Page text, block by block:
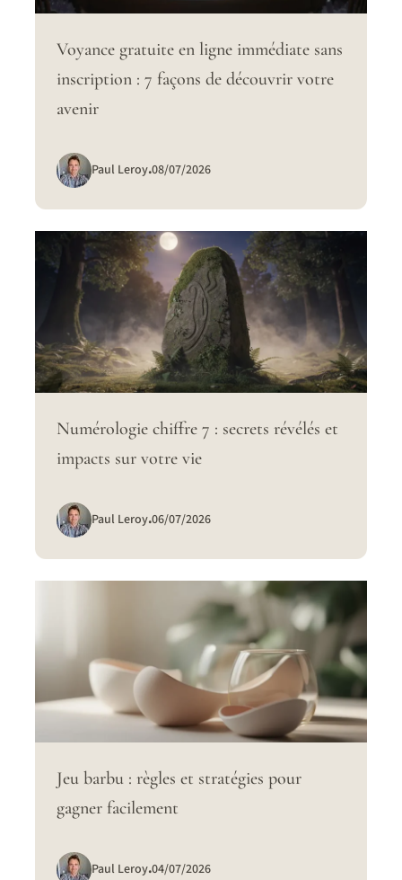
Voyance gratuite en ligne immédiate sans
inscription : 7 façons de découvrir votre
avenir
Paul Leroy.08/07/2026
Numérologie chiffre 7 : secrets révélés et
impacts sur votre vie
Paul Leroy.06/07/2026
Jeu barbu : règles et stratégies pour
gagner facilement
Paul Leroy.04/07/2026